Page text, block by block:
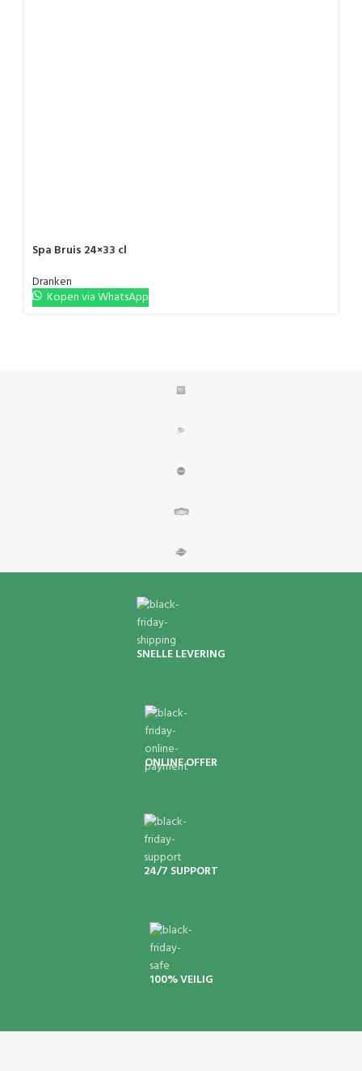
Spa Bruis 24×33 cl
Dranken
Kopen via WhatsApp
SNELLE LEVERING
ONLINE OFFER
24/7 SUPPORT
100% VEILIG